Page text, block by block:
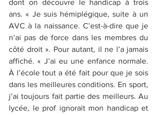
dont on découvre le handicap à trois
ans. « Je suis hémiplégique, suite à un
AVC à la naissance. C’est-à-dire que je
n’ai pas de force dans les membres du
côté droit ». Pour autant, il ne l’a jamais
affiché. « J’ai eu une enfance normale.
À l’école tout a été fait pour que je sois
dans les meilleures conditions. En sport,
j’ai toujours fait partie des meilleurs. Au
lycée, le prof ignorait mon handicap et